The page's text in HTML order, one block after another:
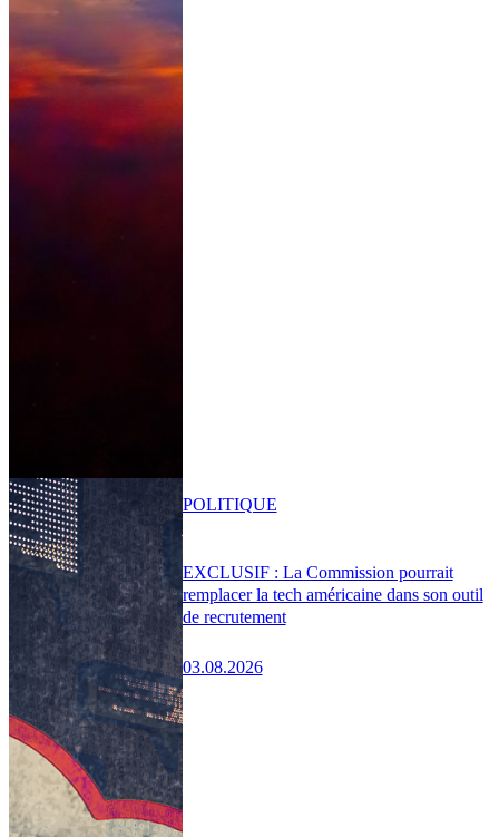
EXCLUSIF : La Commission pourrait
remplacer la tech américaine dans son outil
de recrutement
03.08.2026
POLITIQUE